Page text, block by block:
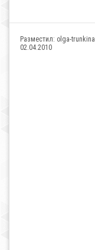
Разместил: olga-trunkina
02.04.2010